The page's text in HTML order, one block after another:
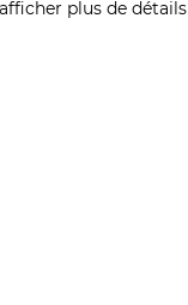
plus de détails